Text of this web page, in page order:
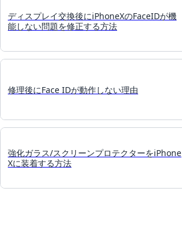
ディスプレイ交換後にiPhoneXのFaceIDが機
能しない問題を修正する方法
修理後にFace IDが動作しない理由
強化ガラス/スクリーンプロテクターをiPhone
Xに装着する方法